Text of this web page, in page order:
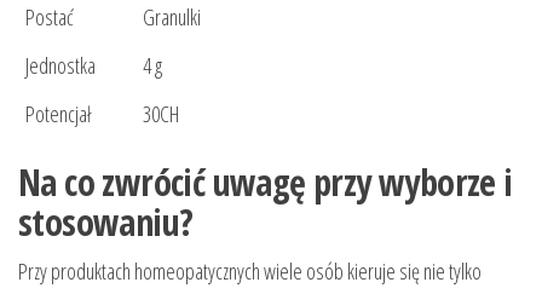
Postać
Granulki
Jednostka
4 g
Potencjał
30CH
Na co zwrócić uwagę przy wyborze i
stosowaniu?
Przy produktach homeopatycznych wiele osób kieruje się nie tylko